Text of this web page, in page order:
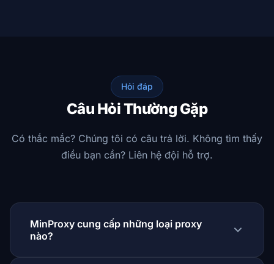
Hỏi đáp
Câu Hỏi Thường Gặp
Có thắc mắc? Chúng tôi có câu trả lời. Không tìm thấy
điều bạn cần? Liên hệ đội hỗ trợ.
MinProxy cung cấp những loại proxy
nào?